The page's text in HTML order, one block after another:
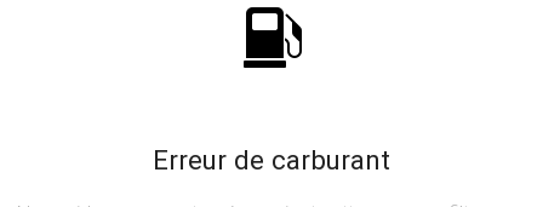
Erreur de carburant